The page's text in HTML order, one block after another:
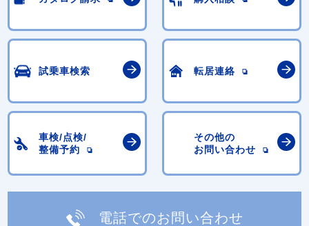
試乗車検索 転居連絡
車検/点検/
整備予約
その他の
お問い合わせ
電話でのお問い合わせ